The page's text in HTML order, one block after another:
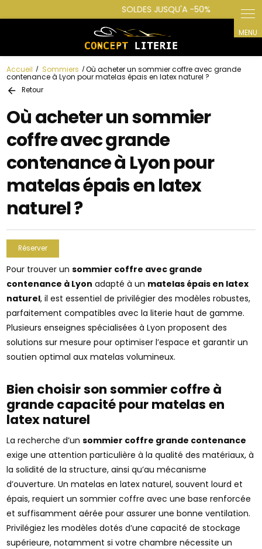
Accueil Sommiers Où acheter un sommier coffre avec grande
contenance à Lyon pour matelas épais en latex naturel ?
Retour
Où acheter un sommier
coffre avec grande
contenance à Lyon pour
matelas épais en latex
naturel ?
Réserver
Pour trouver unsommier coffre avec grande
contenance à Lyon adapté à un matelas épais en latex
naturel, il est essentiel de privilégier des modèles robustes,
parfaitement compatibles avec la literie haut de gamme.
Plusieurs enseignes spécialisées à Lyon proposent des
solutions sur mesure pour optimiser l’espace et garantir un
soutien optimal aux matelas volumineux.
Bien choisir son sommier coffre à
grande capacité pour matelas en
latex naturel
La recherche d’unsommier coffre grande contenance
exige une attention particulière à la qualité des matériaux, à
la solidité de la structure, ainsi qu’au mécanisme
d’ouverture. Un matelas en latex naturel, souvent lourd et
épais, requiert un sommier coffre avec une base renforcée
et suffisamment aérée pour assurer une bonne ventilation.
Privilégiez les modèles dotés d’une capacité de stockage
supérieure, notamment si votre chambre nécessite un
Panneau de gestion des cookies